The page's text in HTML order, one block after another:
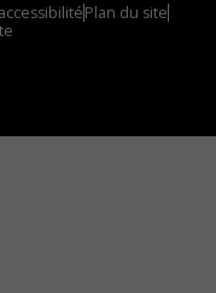
Plan du site